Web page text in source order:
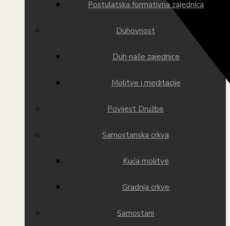
Postulatska formativna zajednica
Duhovnost
Duh naše zajednice
Molitve i meditacije
Povijest Družbe
Samostanska crkva
Kuća molitve
Gradnja crkve
Samostani